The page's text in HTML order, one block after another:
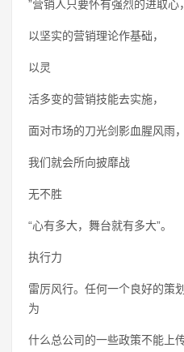
”营销人只要怀有强烈的进取心，
以坚实的营销理论作基础，
以灵
活多变的营销技能去实施，
面对市场的刀光剑影血腥风雨，
我们就会所向披靡战
无不胜
“心有多大，舞台就有多大”。
执行力
雷厉风行。任何一个良好的策
为
什么总公司的一些政策不能上